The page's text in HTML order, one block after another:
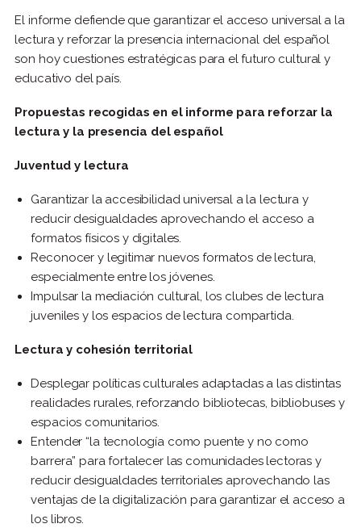
El informe defiende que garantizar el acceso universal a la
lectura y reforzar la presencia internacional del español
son hoy cuestiones estratégicas para el futuro cultural y
educativo del país.
Propuestas recogidas en el informe para reforzar la
lectura y la presencia del español
Juventud y lectura
Garantizar la accesibilidad universal a la lectura y
reducir desigualdades aprovechando el acceso a
formatos físicos y digitales.
Reconocer y legitimar nuevos formatos de lectura,
especialmente entre los jóvenes.
Impulsar la mediación cultural, los clubes de lectura
juveniles y los espacios de lectura compartida.
Lectura y cohesión territorial
Desplegar políticas culturales adaptadas a las distintas
realidades rurales, reforzando bibliotecas, bibliobuses y
espacios comunitarios.
Entender “la tecnología como puente y no como
barrera” para fortalecer las comunidades lectoras y
reducir desigualdades territoriales aprovechando las
ventajas de la digitalización para garantizar el acceso a
los libros.